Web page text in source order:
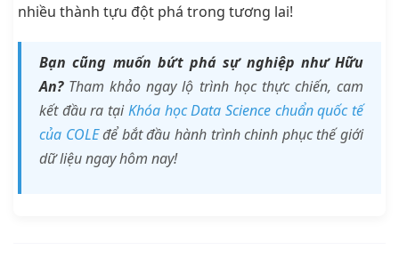
nhiều thành tựu đột phá trong tương lai!
Bạn cũng muốn bứt phá sự nghiệp như Hữu
An?Tham khảo ngay lộ trình học thực chiến, cam
kết đầu ra tạiKhóa học Data Science chuẩn quốc tế
của COLEđể bắt đầu hành trình chinh phục thế giới
dữ liệu ngay hôm nay!